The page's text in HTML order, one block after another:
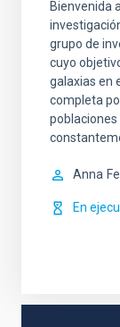
Bienvenida
grupo de
cuyo
galaxias en
completa
Anna
En